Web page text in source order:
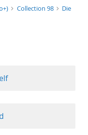
Collection 98
Die